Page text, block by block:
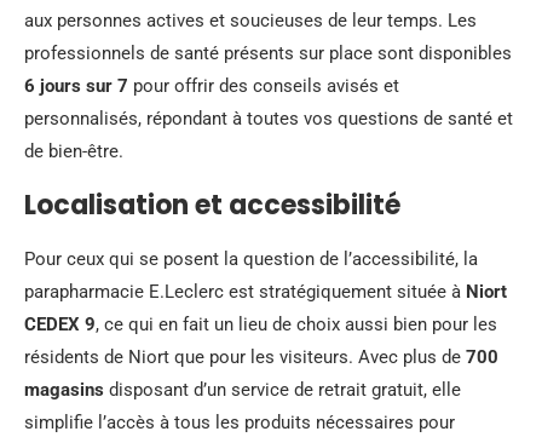
aux personnes actives et soucieuses de leur temps. Les
professionnels de santé présents sur place sont disponibles
6 jours sur 7 pour offrir des conseils avisés et
personnalisés, répondant à toutes vos questions de santé et
de bien-être.
Localisation et accessibilité
Pour ceux qui se posent la question de l’accessibilité, la
parapharmacie E.Leclerc est stratégiquement située à Niort
CEDEX 9, ce qui en fait un lieu de choix aussi bien pour les
résidents de Niort que pour les visiteurs. Avec plus de 700
magasins disposant d’un service de retrait gratuit, elle
simplifie l’accès à tous les produits nécessaires pour